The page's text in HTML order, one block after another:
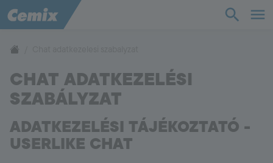
TudásTár
Termékek
Támogatás
Cég
CHAT ADATKEZELÉSI
SZABÁLYZAT
ADATKEZELÉSI TÁJÉKOZTATÓ -
USERLIKE CHAT